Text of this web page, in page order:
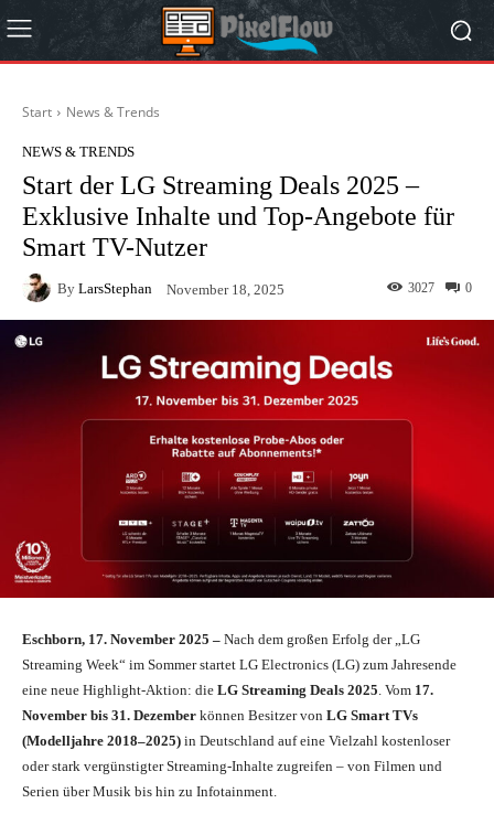
Start News & Trends
NEWS & TRENDS
Start der LG Streaming Deals 2025 –
Exklusive Inhalte und Top-Angebote für
Smart TV-Nutzer
By LarsStephan November 18, 2025 0
3027
Eschborn, 17. November 2025 – Nach dem großen Erfolg der „LG
Streaming Week“ im Sommer startet LG Electronics (LG) zum Jahresende
eine neue Highlight-Aktion: die LG Streaming Deals 2025. Vom 17.
November bis 31. Dezember können Besitzer von LG Smart TVs
(Modelljahre 2018–2025) in Deutschland auf eine Vielzahl kostenloser
oder stark vergünstigter Streaming-Inhalte zugreifen – von Filmen und
Serien über Musik bis hin zu Infotainment.